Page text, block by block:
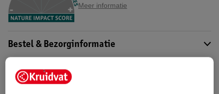
Meer informatie
Bestel & Bezorginformatie
Bekijk ook